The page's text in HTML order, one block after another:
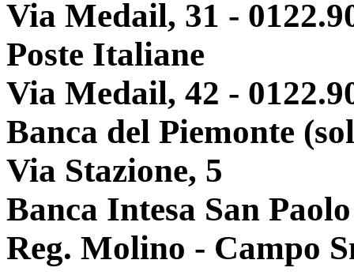
Via Medail, 31 -
Poste Italiane
Via Medail, 42 -
Banca del Piemonte
Via Stazione, 5
Banca Intesa San
Reg. Molino - Campo